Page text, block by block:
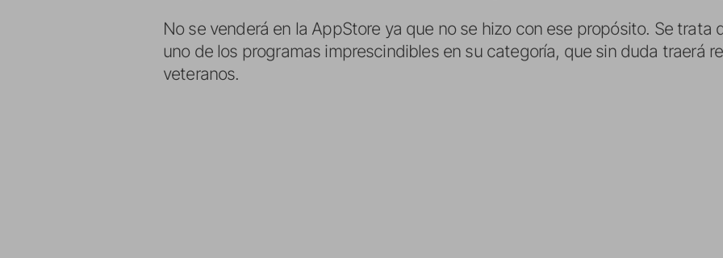
No se venderá en la AppStore ya que no se hizo con ese propósito. Se trata
uno de los programas imprescindibles en su categoría, que sin duda traerá
veteranos.